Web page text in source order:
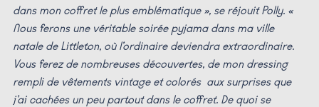
dans mon coffret le plus emblématique », se réjouit Polly. «
Nous ferons une véritable soirée pyjama dans ma ville
natale de Littleton, où l’ordinaire deviendra extraordinaire.
Vous ferez de nombreuses découvertes, de mon dressing
rempli de vêtements vintage et colorés aux surprises que
j’ai cachées un peu partout dans le coffret. De quoi se